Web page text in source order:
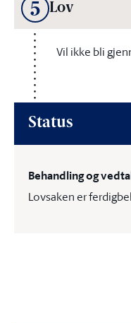
5 Lov
Vil ikke bli
Status
Behandling og
Lovsaken er